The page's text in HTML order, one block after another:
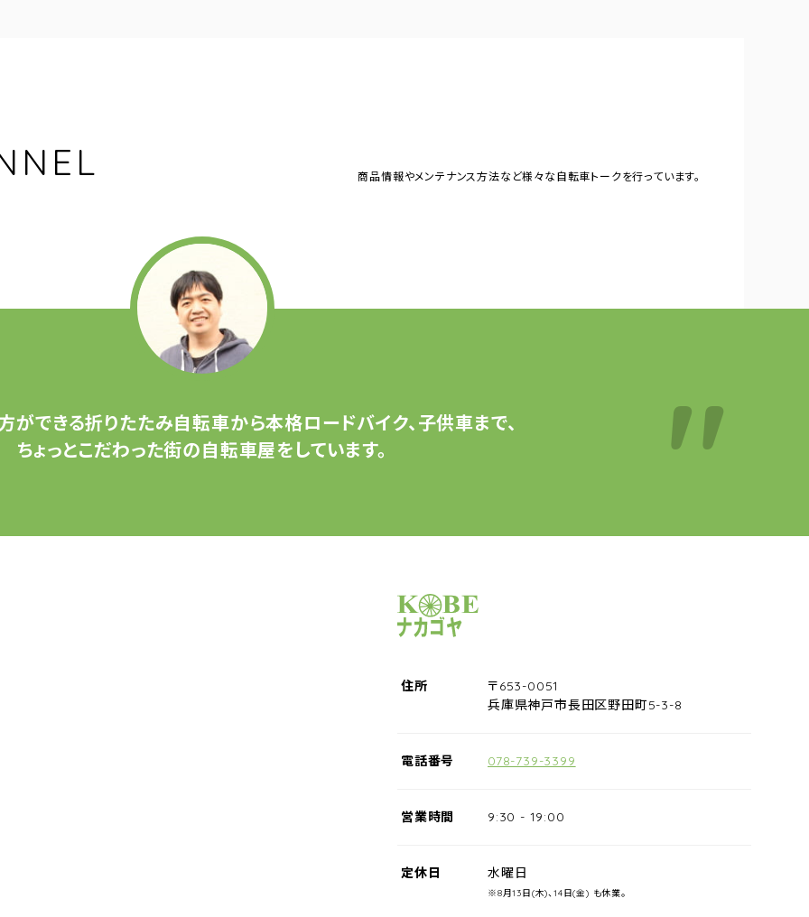
商品情報やメンテナンス方法など様々な自転車トークを行っています。
ができる折りたたみ自転車から本格ロードバイク、子供車まで、
ちょっとこだわった街の自転車屋をしています。
サイクルショップナカゴヤ
住所
〒653-0051
兵庫県神戸市長田区野田町5-3-8
電話番号 078-739-3399
営業時間 9:30 - 19:00
定休日 水曜日
※8月13日(木)、14日(金) も休業。